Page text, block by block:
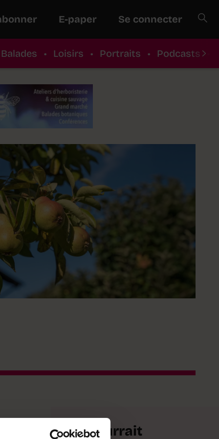
E-paper Se connecter
Balades • Loisirs • Portraits • Podcasts
Ça pourrait